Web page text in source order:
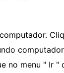
no menu " Ir "